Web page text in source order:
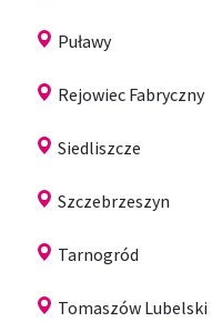
Puławy
Rejowiec Fabryczny
Siedliszcze
Szczebrzeszyn
Tarnogród
Tomaszów Lubelski